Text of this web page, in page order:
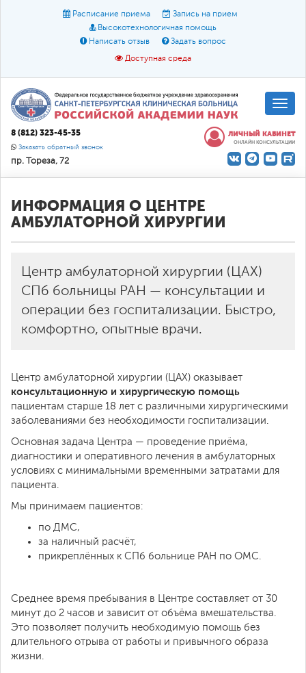
Расписание приема
Запись на прием
Высокотехнологичная помощь
Написать отзыв
Задать вопрос
Доступная среда
Размер шрифта: A A A
Цвет:
О доступной среде
8 (812) 323-45-35
Заказать обратный звонок
пр. Тореза, 72
ЛИЧНЫЙ КАБИНЕТ
ОНЛАЙН КОНСУЛЬТАЦИИ
ИНФОРМАЦИЯ О ЦЕНТРЕ
АМБУЛАТОРНОЙ ХИРУРГИИ
Центр амбулаторной хирургии (ЦАХ)
СПб больницы РАН — консультации и
операции без госпитализации. Быстро,
комфортно, опытные врачи.
Центр амбулаторной хирургии (ЦАХ) оказывает
консультационную и хирургическую помощь
пациентам старше 18 лет с различными хирургическими
заболеваниями без необходимости госпитализации.
Основная задача Центра — проведение приёма,
диагностики и оперативного лечения в амбулаторных
условиях с минимальными временными затратами для
пациента.
Мы принимаем пациентов:
по ДМС,
за наличный расчёт,
прикреплённых к СПб больнице РАН по ОМС.
Среднее время пребывания в Центре составляет от 30
минут до 2 часов и зависит от объёма вмешательства.
Это позволяет получить необходимую помощь без
длительного отрыва от работы и привычного образа
жизни.